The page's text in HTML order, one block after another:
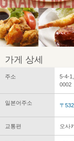
가게 상세
주소
5-4-
0002
일본어주소 〒
교통편 오사